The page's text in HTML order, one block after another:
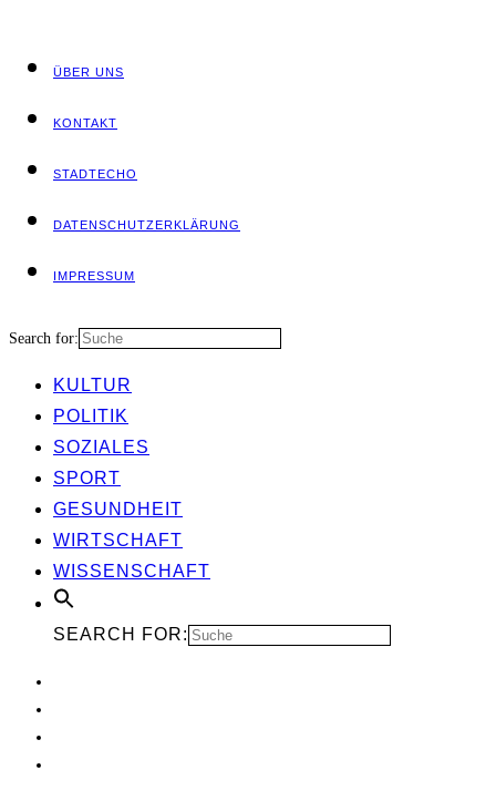
ÜBER UNS
KON­TAKT
STADT­ECHO
DATEN­SCHUTZ­ER­KLÄ­RUNG
IMPRES­SUM
Search for:
KUL­TUR
POLI­TIK
SOZIA­LES
SPORT
GESUND­HEIT
WIRT­SCHAFT
WIS­SEN­SCHAFT
SEARCH FOR: